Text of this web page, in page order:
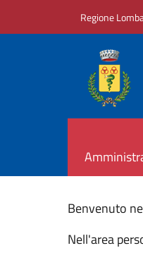
Regione
Benvenuto
Nell'area